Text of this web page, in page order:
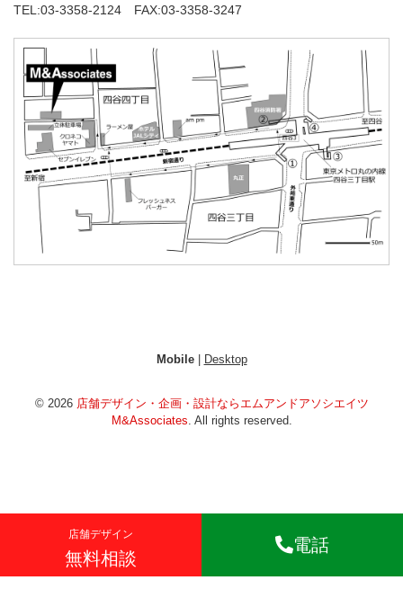
店舗デザイン
無料相談
電話
TEL:03-3358-2124 FAX:03-3358-3247
Mobile| Desktop
© 2026 店舗デザイン・企画・設計ならエムアンドアソシエイツ
M&Associates . All rights reserved.